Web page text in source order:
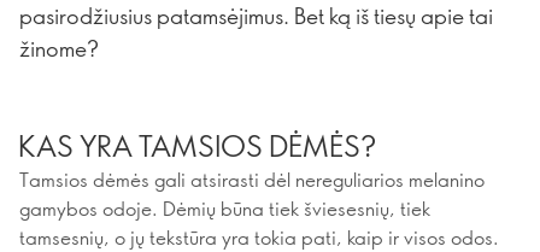
pasirodžiusius patamsėjimus. Bet ką iš tiesų apie tai
žinome?
KAS YRA TAMSIOS DĖMĖS?
Tamsios dėmės gali atsirasti dėl nereguliarios melanino
gamybos odoje. Dėmių būna tiek šviesesnių, tiek
tamsesnių, o jų tekstūra yra tokia pati, kaip ir visos odos.